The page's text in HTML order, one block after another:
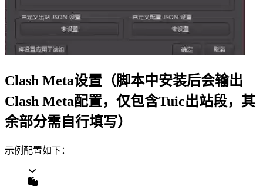
Clash Meta设置（脚本中安装后会输出
Clash Meta配置，仅包含Tuic出站段，其
余部分需自行填写）
示例配置如下：